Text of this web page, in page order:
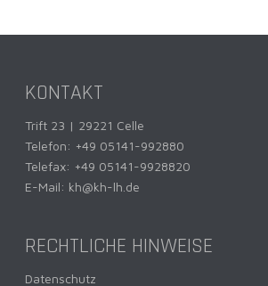
KONTAKT
Trift 23 | 29221 Celle
Telefon: +49 05141-992880
Telefax: +49 05141-9928820
E-Mail: kh@kh-lh.de
RECHTLICHE HINWEISE
Datenschutz